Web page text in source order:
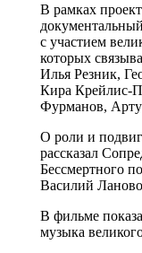
В рамках
с участием
которых
Илья Резник,
Кира Крейлис-
Фурманов,
О роли и
рассказал
Бессмертного
Василий
В фильме
музыка